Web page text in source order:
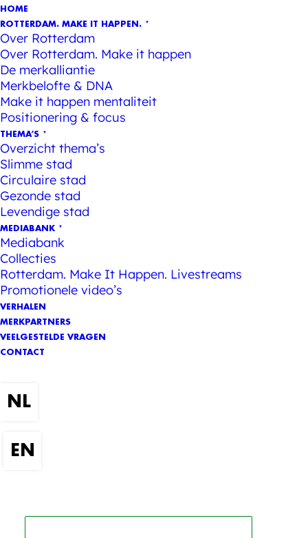
HOME
ROTTERDAM. MAKE IT HAPPEN.
Over Rotterdam
Over Rotterdam. Make it happen
De merkalliantie
Merkbelofte & DNA
Make it happen mentaliteit
Positionering & focus
THEMA’S
Overzicht thema’s
Slimme stad
Circulaire stad
Gezonde stad
Levendige stad
MEDIABANK
Mediabank
Collecties
Rotterdam. Make It Happen. Livestreams
Promotionele video’s
VERHALEN
MERKPARTNERS
VEELGESTELDE VRAGEN
CONTACT